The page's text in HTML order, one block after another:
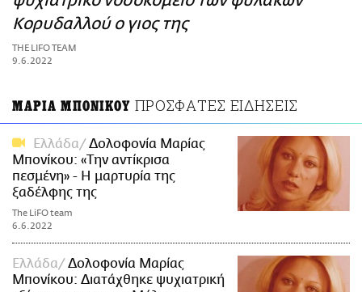
ΑΜΠΑ
PRINT
Κορυδαλλού ο γιος της
THE LIFO TEAM
9.6.2022
ΜΑΡΙΑ ΜΠΟΝΙΚΟΥ ΠΡΟΣΦΑΤΕΣ ΕΙΔΗΣΕΙΣ
Ελλάδα
Δολοφονία Μαρίας
Μπονίκου: «Την αντίκρισα
πεσμένη» - Η μαρτυρία της
ξαδέλφης της
The LiFO team
6.6.2022
Ελλάδα
Δολοφονία Μαρίας
Μπονίκου: Διατάχθηκε ψυχιατρική